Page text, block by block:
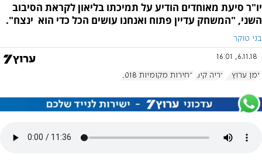
יו"ר סיעת מאוחדים הודיע על תמיכתו בליאון לקראת הסיבוב
השני, "המשחק עדיין פתוח ואנחנו עושים הכל כדי הוא ינצח".
בני טוקר
6.11.18, 16:01
יומן ערוץ 7 אריה קינג בחירות מקומיות 2018